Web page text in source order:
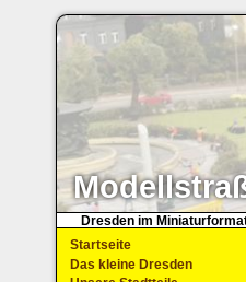
Dresden im
Startseite
Das kleine Dresden